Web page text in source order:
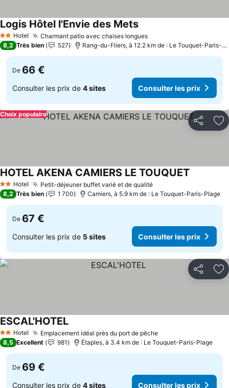
2 Étoiles
Hotel Charmant patio avec chaises longues
Logis Hôtel l'Envie des Mets
8,2 Très bien 527 Rang-du-Fliers, à 12.2 km de : Le Touquet-Paris-Plage
De 66 €
Consulter les prix de 4 sites Consulter les prix
Partager
Choix populaire
2 Étoiles
Hotel Petit-déjeuner buffet varié et de qualité
HOTEL AKENA CAMIERS LE TOUQUET
8,2 Très bien 1 700 Camiers, à 5.9 km de : Le Touquet-Paris-Plage
De 67 €
Consulter les prix de 5 sites Consulter les prix
Partager
2 Étoiles
Hotel Emplacement idéal près du port de pêche
ESCAL'HOTEL
8,5 Excellent 981 Étaples, à 3.4 km de : Le Touquet-Paris-Plage
De 69 €
Consulter les prix de 4 sites Consulter les prix